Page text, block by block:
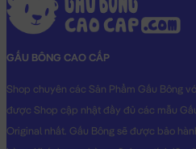
GẤU BÔNG CAO CẤP
Shop chuyên các Sản Phẩm Gấu Bông
được Shop cập nhật đầy đủ các mẫu
Original nhất. Gấu Bông sẽ được bảo